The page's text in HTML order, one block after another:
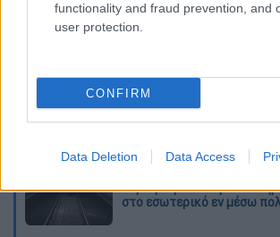
functionality and fraud prevention, and
user protection.
CONFIRM
Data Deletion Data Access
περιορισμοί: Το Ιράν
στο εσωτερικό εν μέσω